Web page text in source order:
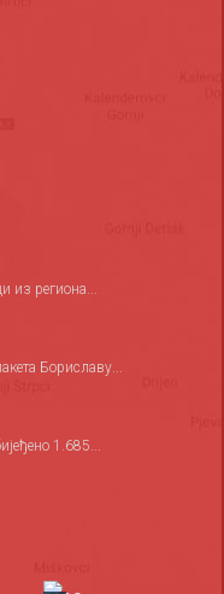
из региона...
Бориславу...
1.685...